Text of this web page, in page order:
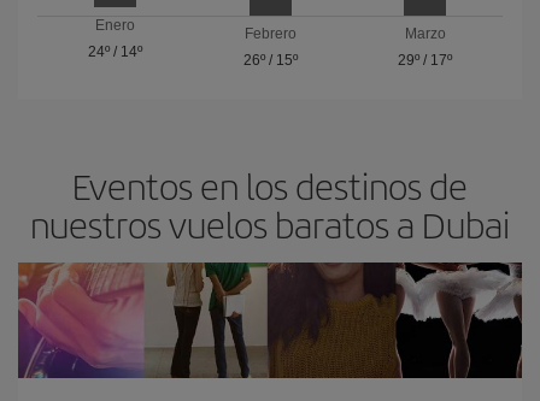
Enero
24º/ 14º
Febrero
26º/ 15º
Marzo
29º / 17º
Eventos en los destinos de
nuestros vuelos baratos a Dubai